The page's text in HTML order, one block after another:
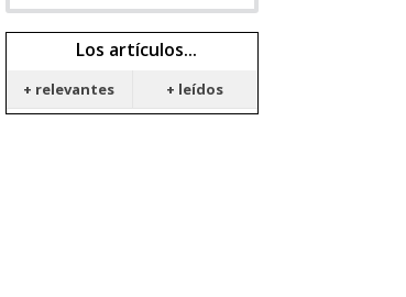
Los artículos...
+ relevantes + leídos